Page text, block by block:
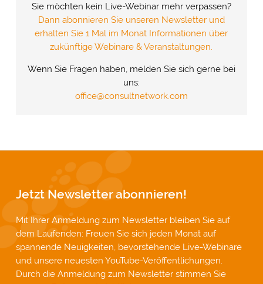
Sie möchten kein Live-Webinar mehr verpassen?
Dann abonnieren Sie unseren Newsletter und
erhalten Sie 1 Mal im Monat Informationen über
zukünftige Webinare & Veranstaltungen.
Wenn Sie Fragen haben, melden Sie sich gerne bei
uns:
office@consultnetwork.com
Jetzt Newsletter abonnieren!
Mit Ihrer Anmeldung zum Newsletter bleiben Sie auf
dem Laufenden: Freuen Sie sich jeden Monat auf
spannende Neuigkeiten, bevorstehende Live-Webinare
und unsere neuesten YouTube-Veröffentlichungen.
Durch die Anmeldung zum Newsletter stimmen Sie